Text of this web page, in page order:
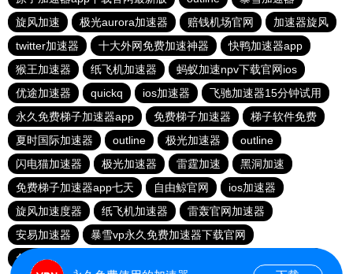
旋风加速
极光aurora加速器 赔钱机场官网
加速器旋风
twitter加速器
十大外网免费加速神器
快鸭加速器app
猴王加速器
纸飞机加速器
蚂蚁加速npv下载官网ios
优途加速器
quickq ios加速器
飞驰加速器15分钟试用
永久免费梯子加速器app
免费梯子加速器
梯子软件免费
夏时国际加速器
outline 极光加速器
outline
闪电猫加速器
极光加速器 雷霆加速
黑洞加速
免费梯子加速器app七天
自由鲸官网
ios加速器
旋风加速度器
纸飞机加速器
雷轰官网加速器
安易加速器
暴雪vp永久免费加速器下载官网
免费vqn加速试用